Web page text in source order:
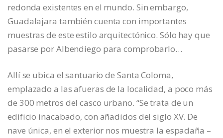
redonda existentes en el mundo. Sin embargo,
Guadalajara también cuenta con importantes
muestras de este estilo arquitectónico. Sólo hay que
pasarse por Albendiego para comprobarlo…
Allí se ubica el santuario de Santa Coloma,
emplazado a las afueras de la localidad, a poco más
de 300 metros del casco urbano. “Se trata de un
edificio inacabado, con añadidos del siglo XV. De
nave única, en el exterior nos muestra la espadaña –